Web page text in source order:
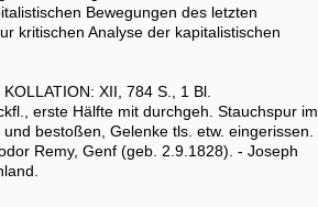
Bewegungen des letzten
kritischen Analyse der kapitalistischen
XII, 784 S., 1 Bl.
erste Hälfte mit durchgeh. Stauchspur im
bestoßen, Gelenke tls. etw. eingerissen.
Remy, Genf (geb. 2.9.1828). - Joseph